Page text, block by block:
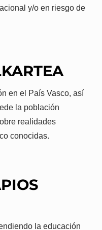
y/o en riesgo de
en el País Vasco, así
la población
realidades
conocidas.
la educación